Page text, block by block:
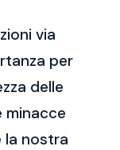
via
per
delle
minacce
nostra